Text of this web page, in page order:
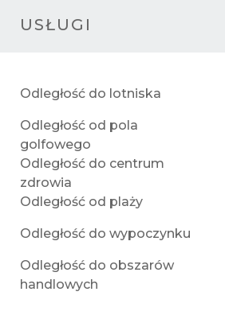
USŁUGI
Odległość do lotniska
Odległość od pola
golfowego
Odległość do centrum
zdrowia
Odległość od plaży
Odległość do wypoczynku
Odległość do obszarów
handlowych